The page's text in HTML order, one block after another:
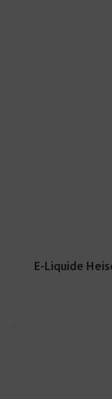
Arômes :
liquide
E-Liquide